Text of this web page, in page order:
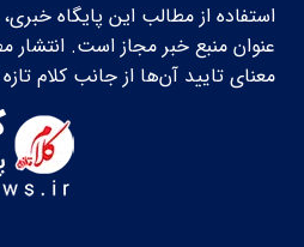
استفاده از مطالب این پایگاه خبری،
عنوان منبع خبر مجاز است. انتشار
معنای تایید آن‌ها از جانب کلام